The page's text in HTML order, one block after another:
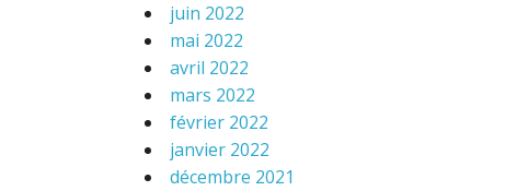
juin 2022
mai 2022
avril 2022
mars 2022
février 2022
janvier 2022
décembre 2021